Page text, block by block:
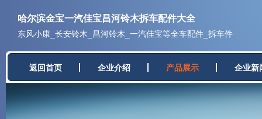
哈尔滨金宝一汽佳宝昌河铃木拆车配件大全
东风小康_长安铃木_昌河铃木_一汽佳宝等全车配件_拆车件
返回首页 企业介绍 产品展示 企业新